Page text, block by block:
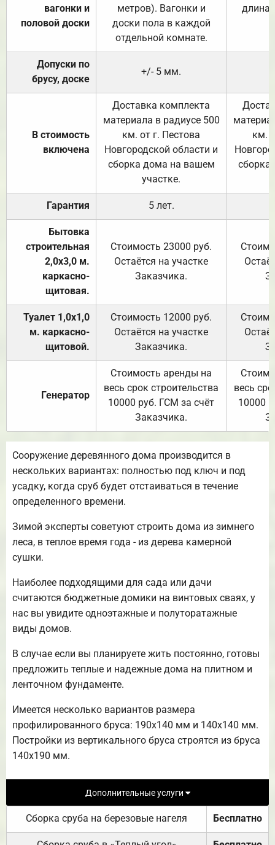
вагонки и
половой доски
метров). Вагонки и
доски пола в каждой
отдельной комнате.
длина
Допуски по
брусу, доске
+/- 5 мм.
В стоимость
включена
Доставка комплекта
материала в радиусе 500
км. от г. Пестова
Новгородской области и
сборка дома на вашем
участке.
км.
Гарантия 5 лет.
Бытовка
строительная
2,0х3,0 м.
каркасно-
щитовая.
Стоимость 23000 руб.
Остаётся на участке
Заказчика.
Туалет 1,0х1,0
м. каркасно-
щитовой.
Стоимость 12000 руб.
Остаётся на участке
Заказчика.
Генератор
Стоимость аренды на
весь срок строительства
10000 руб. ГСМ за счёт
Заказчика.
весь
10000
Сооружение деревянного дома производится в
нескольких вариантах: полностью под ключ и под
усадку, когда сруб будет отстаиваться в течение
определенного времени.
Зимой эксперты советуют строить дома из зимнего
леса, в теплое время года - из дерева камерной
сушки.
Наиболее подходящими для сада или дачи
считаются бюджетные домики на винтовых сваях, у
нас вы увидите одноэтажные и полуторатажные
виды домов.
В случае если вы планируете жить постоянно, готовы
предложить теплые и надежные дома на плитном и
ленточном фундаменте.
Имеется несколько вариантов размера
профилированного бруса: 190х140 мм и 140х140 мм.
Постройки из вертикального бруса строятся из бруса
140х190 мм.
Дополнительные услуги
Сборка сруба на березовые нагеля Бесплатно